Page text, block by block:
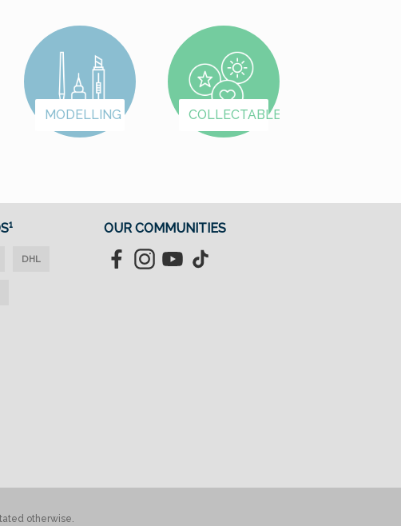
MODELLING COLLECTABLES
DHL
OUR COMMUNITIES
FacebookInstagramYouTubeTikTok
otherwise.